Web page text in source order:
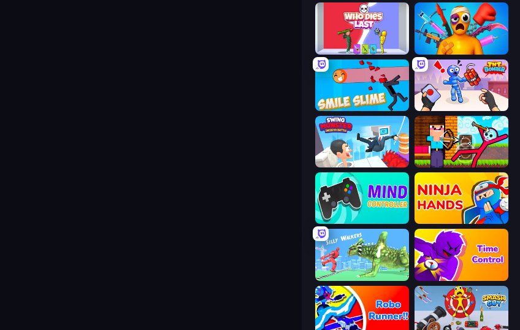
Who Dies Last? Fun Ragdoll Challenge!
Smile Slime TNT Bomber
Swing Monster: Decisive Battle Noob Archer vs Stickman Zombie
Mind Controller Ninja Hands
Silly Walkers Time Control!